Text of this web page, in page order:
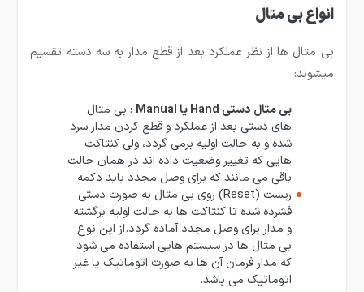
انواع بی متال
بی متال ها از نظر عملکرد بعد از قطع مدار به سه دسته تقسیم
میشوند:
بی متال دستی Hand یا Manual
: بی متال
های دستی بعد از عملکرد و قطع کردن مدار سرد
شده و به حالت اولیه برمی گردد، ولی کنتاکت
هایی که تغییر وضعیت داده اند در همان حالت
باقی می مانند که برای وصل مجدد باید دکمه
ریست (Reset) روی بی متال به صورت دستی
فشرده شده تا کنتاکت ها به حالت اولیه برگشته
و مدار برای وصل مجدد آماده گردد.از این نوع
بی متال ها در سیستم هایی استفاده می شود
که مدار فرمان آن ها به صورت اتوماتیک یا غیر
اتوماتیک می باشد.